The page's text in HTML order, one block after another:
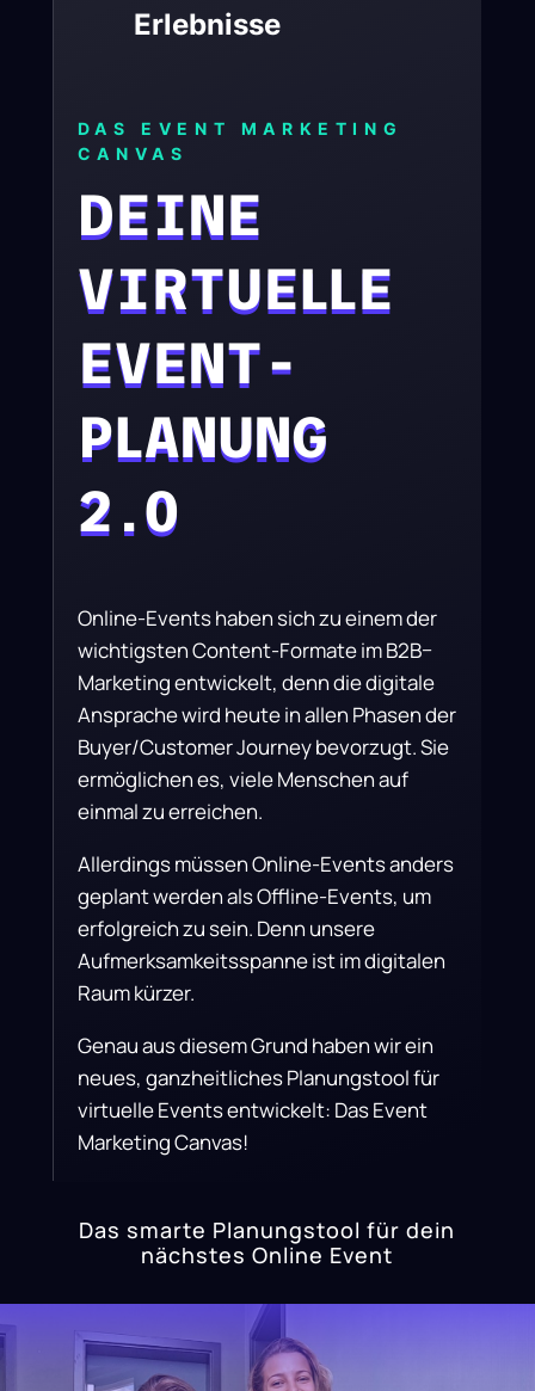
Erlebnisse
DAS EVENT MARKETING
CANVAS
DEINE
VIRTUELLE
EVENT-
PLANUNG
2.0
Online-Events haben sich zu einem der
wichtigsten Content-Formate im B2B–
Marketing entwickelt, denn die digitale
Ansprache wird heute in allen Phasen der
Buyer/Customer Journey bevorzugt.Sie
ermöglichen es, viele Menschen auf
einmal zu erreichen.
Allerdings müssen Online-Events anders
geplant werden als Offline-Events, um
erfolgreich zu sein. Denn unsere
Aufmerksamkeitsspanne ist im digitalen
Raum kürzer.
Genau aus diesem Grund haben wir ein
neues, ganzheitliches Planungstool für
virtuelle Events entwickelt: Das Event
Marketing Canvas!
Das smarte Planungstool für dein
nächstes Online Event